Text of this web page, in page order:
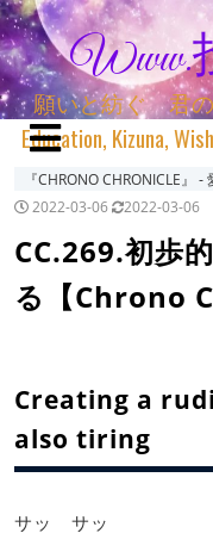
Www.
願いと紡ぐ 君の
Education, Kizuna,
『CHRONO CHRONICLE』
2022-03-06
2022-03-06
CC.269.初歩
る【Chrono
Creating a
also tiring
サッ サッ